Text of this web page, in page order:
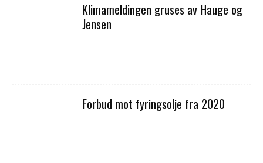
Klimameldingen gruses av Hauge og
Jensen
Forbud mot fyringsolje fra 2020